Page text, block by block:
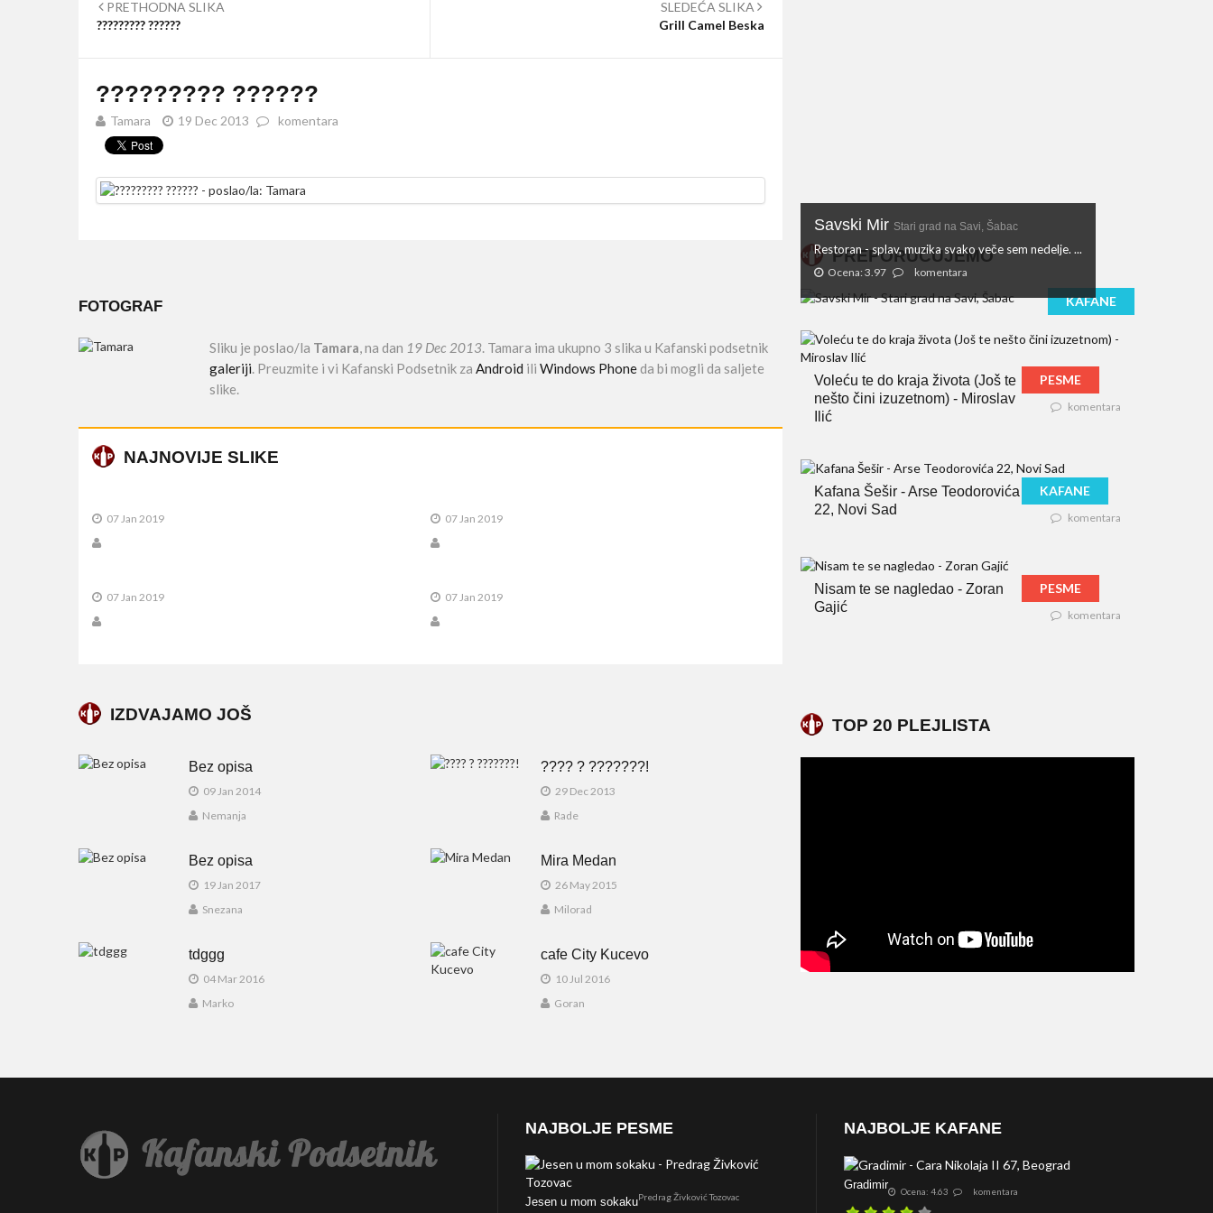
PRETHODNA SLIKA
????????? ??????
SLEDEĆA SLIKA
Grill Camel Beska
????????? ??????
Tamara 19 Dec 2013 komentara
FOTOGRAF
Sliku je poslao/la Tamara, na dan 19 Dec 2013. Tamara ima ukupno 3 slika u Kafanski podsetnik
galeriji. Preuzmite i vi Kafanski Podsetnik za Android ili Windows Phoneda bi mogli da saljete
slike.
NAJNOVIJE SLIKE
07 Jan 2019 07 Jan 2019
07 Jan 2019 07 Jan 2019
IZDVAJAMO JOŠ
Bez opisa
09 Jan 2014
Nemanja
???? ? ???????!
29 Dec 2013
Rade
Bez opisa
19 Jan 2017
Snezana
Mira Medan
26 May 2015
Milorad
tdggg
04 Mar 2016
Marko
cafe City Kucevo
10 Jul 2016
Goran
PREPORUČUJEMO
KAFANE
Savski Mir Stari grad na Savi, Šabac
Restoran - splav, muzika svako veče sem nedelje. ...
Ocena: 3.97 komentara
Voleću te do kraja života (Još te
nešto čini izuzetnom) - Miroslav
Ilić
PESME
komentara
Kafana Šešir - Arse Teodorovića
22, Novi Sad
KAFANE
komentara
Nisam te se nagledao - Zoran
Gajić
PESME
komentara
TOP 20 PLEJLISTA
NAJBOLJE PESME
Jesen u mom sokakuPredrag Živković Tozovac
NAJBOLJE KAFANE
Gradimir Ocena: 4.63 komentara